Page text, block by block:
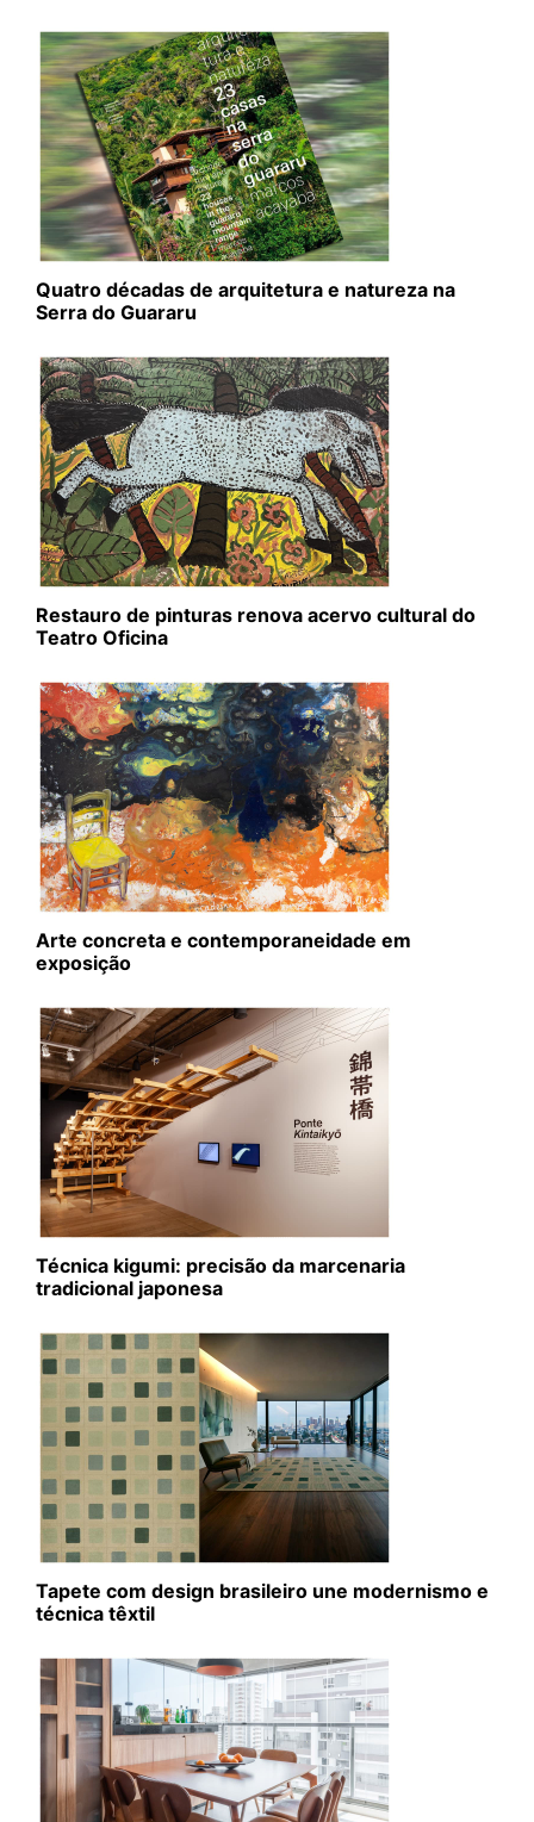
Quatro décadas de arquitetura e natureza na
Serra do Guararu
Restauro de pinturas renova acervo cultural do
Teatro Oficina
Arte concreta e contemporaneidade em
exposição
Técnica kigumi: precisão da marcenaria
tradicional japonesa
Tapete com design brasileiro une modernismo e
técnica têxtil